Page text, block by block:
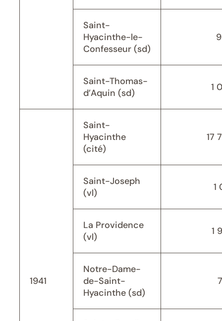
Saint-
Hyacinthe-le-
Confesseur (sd)
Saint-Thomas-
d’Aquin (sd)
1
1941
Saint-
Hyacinthe
(cité)
17
Saint-Joseph
(vl)
1
La Providence
(vl)
1
Notre-Dame-
de-Saint-
Hyacinthe (sd)